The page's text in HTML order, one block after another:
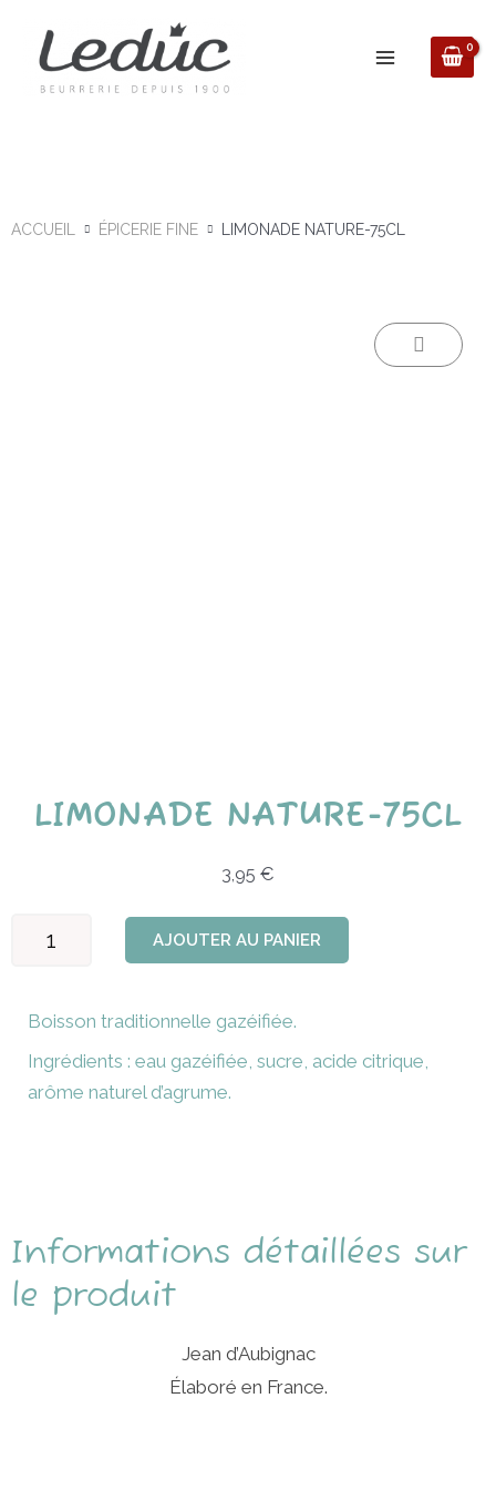
contenu
ACCUEIL ÉPICERIE FINE LIMONADE NATURE-75CL
LIMONADE NATURE-75CL
3,95 €
Nature-
75cl
AJOUTER AU PANIER
Boisson traditionnelle gazéifiée.
Ingrédients : eau gazéifiée, sucre, acide citrique,
arôme naturel d’agrume.
Informations détaillées sur
le produit
Jean d’Aubignac
Élaboré en France.